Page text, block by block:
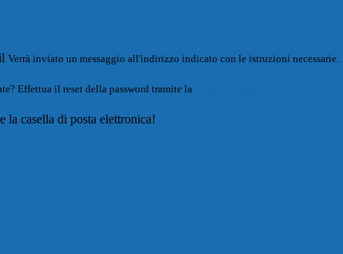
Verrà inviato un messaggio all'indirizzo indicato con le istruzioni necessarie.
Effettua il reset della password tramite la
la casella di posta elettronica!